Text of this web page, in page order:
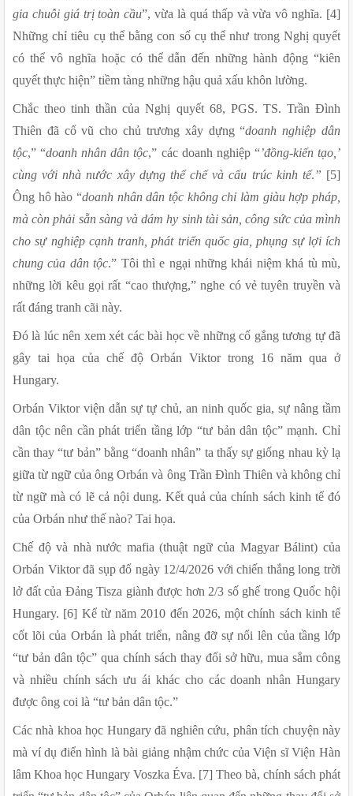
gia chuỗi giá trị toàn cầu”, vừa là quá thấp và vừa vô nghĩa. [4]
Những chỉ tiêu cụ thể bằng con số cụ thể như trong Nghị quyết
có thể vô nghĩa hoặc có thể dẫn đến những hành động “kiên
quyết thực hiện” tiềm tàng những hậu quả xấu khôn lường.
Chắc theo tinh thần của Nghị quyết 68, PGS. TS. Trần Đình
Thiên đã cổ vũ cho chủ trương xây dựng “doanh nghiệp dân
tộc,” “doanh nhân dân tộc,” các doanh nghiệp “’đồng-kiến tạo,’
cùng với nhà nước xây dựng thể chế và cấu trúc kinh tế.” [5]
Ông hô hào “doanh nhân dân tộc không chỉ làm giàu hợp pháp,
mà còn phải sẵn sàng và dám hy sinh tài sản, công sức của mình
cho sự nghiệp cạnh tranh, phát triển quốc gia, phụng sự lợi ích
chung của dân tộc.” Tôi thì e ngại những khái niệm khá tù mù,
những lời kêu gọi rất “cao thượng,” nghe có vẻ tuyên truyền và
rất đáng tranh cãi này.
Đó là lúc nên xem xét các bài học về những cố gắng tương tự đã
gây tai họa của chế độ Orbán Viktor trong 16 năm qua ở
Hungary.
Orbán Viktor viện dẫn sự tự chủ, an ninh quốc gia, sự nâng tầm
dân tộc nên cần phát triển tầng lớp “tư bản dân tộc” mạnh. Chỉ
cần thay “tư bản” bằng “doanh nhân” ta thấy sự giống nhau kỳ lạ
giữa từ ngữ của ông Orbán và ông Trần Đình Thiên và không chỉ
từ ngữ mà có lẽ cả nội dung. Kết quả của chính sách kinh tế đó
của Orbán như thế nào? Tai họa.
Chế độ và nhà nước mafia (thuật ngữ của Magyar Bálint) của
Orbán Viktor đã sụp đổ ngày 12/4/2026 với chiến thắng long trời
lở đất của Đảng Tisza giành được hơn 2/3 số ghế trong Quốc hội
Hungary. [6] Kể từ năm 2010 đến 2026, một chính sách kinh tế
cốt lõi của Orbán là phát triển, nâng đỡ sự nổi lên của tầng lớp
“tư bản dân tộc” qua chính sách thay đổi sở hữu, mua sắm công
và nhiều chính sách ưu ái khác cho các doanh nhân Hungary
được ông coi là “tư bản dân tộc.”
Các nhà khoa học Hungary đã nghiên cứu, phân tích chuyện này
mà ví dụ điển hình là bài giảng nhậm chức của Viện sĩ Viện Hàn
lâm Khoa học Hungary Voszka Éva. [7] Theo bà, chính sách phát